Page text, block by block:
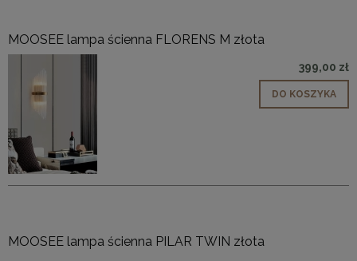
MOOSEE lampa ścienna FLORENS M złota
399,00 zł
DO KOSZYKA
MOOSEE lampa ścienna PILAR TWIN złota